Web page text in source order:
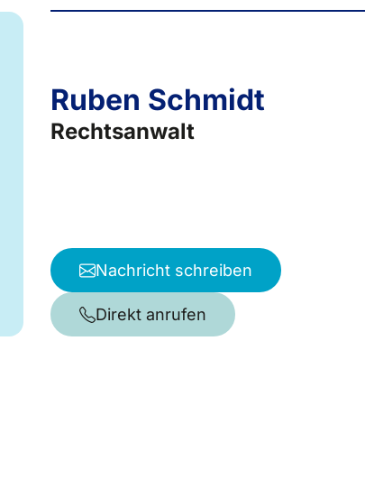
Ruben Schmidt
Rechtsanwalt
Nachricht schreiben
Direkt anrufen